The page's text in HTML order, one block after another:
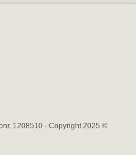
1208510 - Copyright 2025 ©